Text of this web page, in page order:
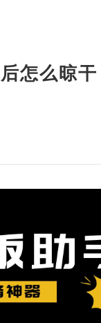
怎么晾